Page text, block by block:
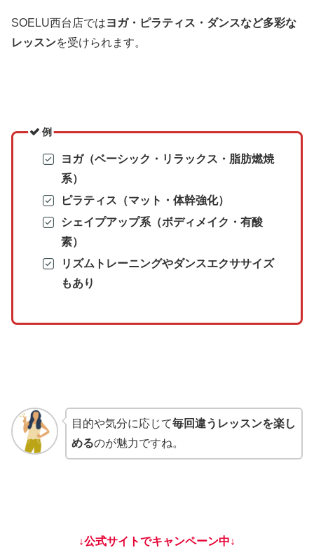
SOELU西台店ではヨガ・ピラティス・ダンスなど多彩な
レッスンを受けられます。
例
ヨガ（ベーシック・リラックス・脂肪燃焼
系）
ピラティス（マット・体幹強化）
シェイプアップ系（ボディメイク・有酸
素）
リズムトレーニングやダンスエクササイズ
もあり
目的や気分に応じて毎回違うレッスンを楽し
めるのが魅力ですね。
↓公式サイトでキャンペーン中↓